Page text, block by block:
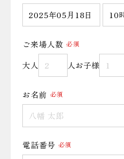
ご来場人数 必須
大人 人お子様
お名前 必須
電話番号 必須